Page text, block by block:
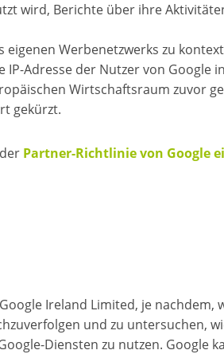
wird, Berichte über ihre
Werbenetzwerks zu
Adresse der Nutzer von
Wirtschaftsraum zuvor
gekürzt.
Partner-Richtlinie von Google
Ireland Limited, je
und zu untersuchen,
Diensten zu nutzen. Google